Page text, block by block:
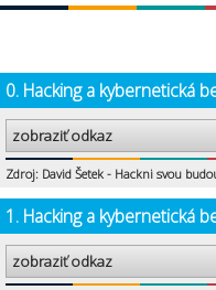
0. Hacking a kybernetická
zobraziť odkaz
Zdroj: David Šetek - Hackni svou
1. Hacking a kybernetická
zobraziť odkaz